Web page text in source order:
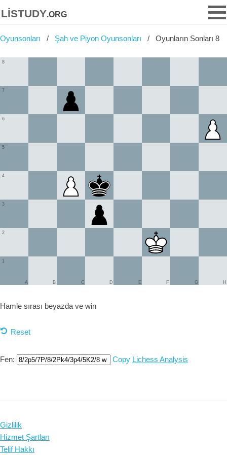
listudy.org
Oyunsonları Şah ve Piyon Oyunsonları Oyunların Sonları 8
1
2
3
4
5
6
7
8
A B C D E F G H
Hamle sırası beyazda ve win
Reset
Fen: Copy Lichess Analysis
Gizlilik
Hizmet Şartları
Telif Hakkı